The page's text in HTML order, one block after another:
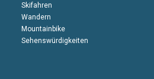
Skifahren
Wandern
Mountainbike
Sehenswürdigkeiten